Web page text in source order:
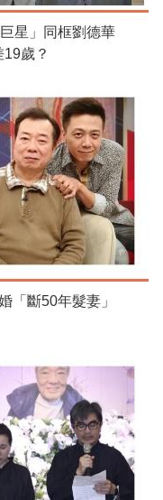
星」同框劉德華
歲？
「斷50年髮妻」